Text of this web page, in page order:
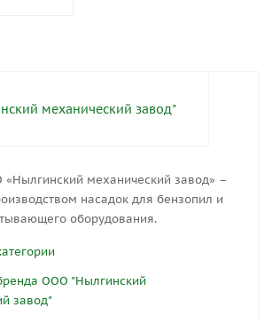
механический завод» –
насадок для бензопил и
оборудования.
ООО "Нылгинский
завод"